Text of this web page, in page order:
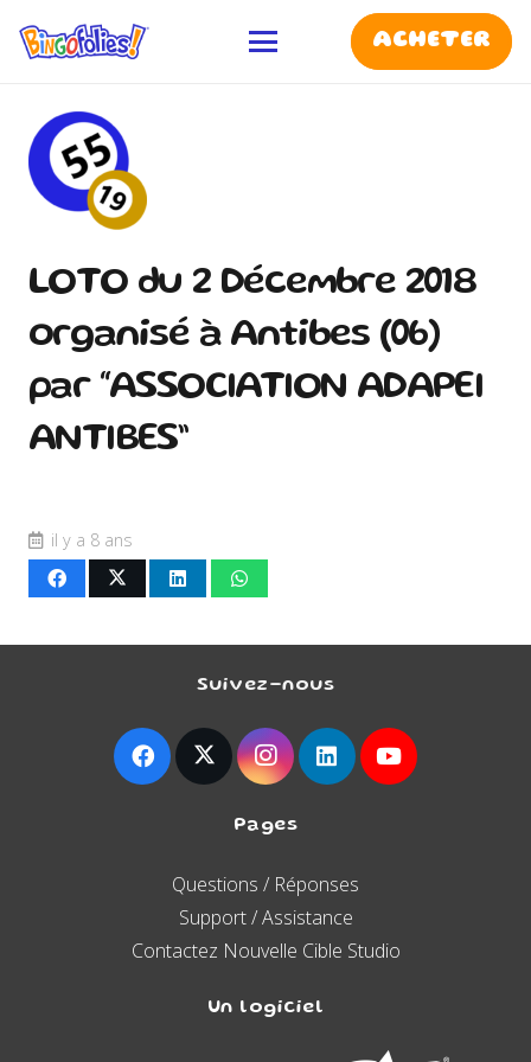
ACHETER
LOTO du 2 Décembre 2018
organisé à Antibes (06)
par “ASSOCIATION ADAPEI
ANTIBES”
il y a 8 ans
Suivez-nous
Pages
Questions / Réponses
Support / Assistance
Contactez Nouvelle Cible Studio
Un logiciel